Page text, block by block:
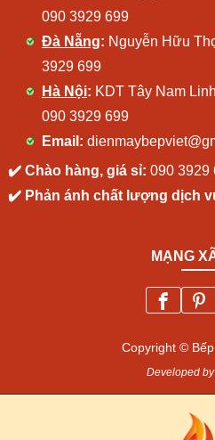
090 3929 699
Đà Nẵng: Nguyễn Hữu
3929 699
Hà Nội: KDT Tây Nam
090 3929 699
Email:
✔️ Chào hàng, giá sỉ: 090 3929
✔️ Phản ánh chất lượng dịch
MẠNG
Copyright ©
Developed